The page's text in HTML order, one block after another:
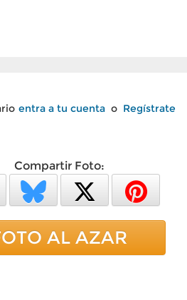
entra a tu cuenta o Regístrate
Compartir Foto:
AL AZAR